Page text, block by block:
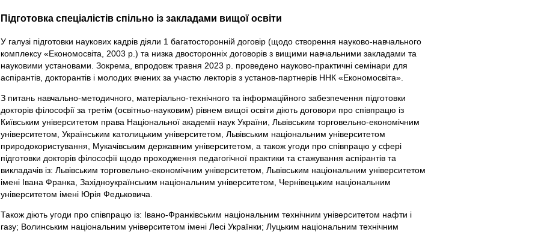
Підготовка спеціалістів спільно із закладами вищої освіти
У галузі підготовки наукових кадрів діяли 1 багатосторонній договір (щодо створення науково-навчального
комплексу «Економосвіта, 2003 р.) та низка двосторонніх договорів з вищими навчальними закладами та
науковими установами. Зокрема, впродовж травня 2023 р. проведено науково-практичні семінари для
аспірантів, докторантів і молодих вчених за участю лекторів з установ-партнерів ННК «Економосвіта».
З питань навчально-методичного, матеріально-технічного та інформаційного забезпечення підготовки
докторів філософії за третім (освітньо-науковим) рівнем вищої освіти діють договори про співпрацю із
Київським університетом права Національної академії наук України, Львівським торговельно-економічним
університетом, Українським католицьким університетом, Львівським національним університетом
природокористування, Мукачівським державним університетом, а також угоди про співпрацю у сфері
підготовки докторів філософії щодо проходження педагогічної практики та стажування аспірантів та
викладачів із: Львівським торговельно-економічним університетом, Львівським національним університетом
імені Івана Франка, Західноукраїнським національним університетом, Чернівецьким національним
університетом імені Юрія Федьковича.
Також діють угоди про співпрацю із: Івано-Франківським національним технічним університетом нафти і
газу; Волинським національним університетом імені Лесі Українки; Луцьким національним технічним